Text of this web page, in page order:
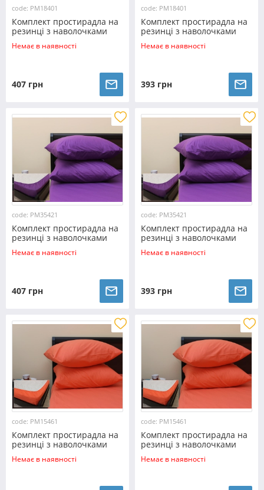
code: PM18401
Комплект простирадла на
резинці з наволочками
(180*200*25) бордо
Немає в наявності
407 грн
code: PM18401
Комплект простирадла на
резинці з наволочками
(160*200*25) бордо
Немає в наявності
393 грн
code: PM35421
Комплект простирадла на
резинці з наволочками
(180*200*25) фіолетовий
Немає в наявності
407 грн
code: PM35421
Комплект простирадла на
резинці з наволочками
(160*200*25) фіолетовий
Немає в наявності
393 грн
code: PM15461
Комплект простирадла на
резинці з наволочками
(180*200*25) кораловий
Немає в наявності
code: PM15461
Комплект простирадла на
резинці з наволочками
(160*200*25) кораловий
Немає в наявності